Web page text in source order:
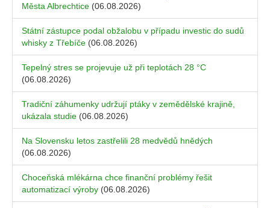
Města Albrechtice (06.08.2026)
Státní zástupce podal obžalobu v případu investic do sudů
whisky z Třebíče (06.08.2026)
Tepelný stres se projevuje už při teplotách 28 °C
(06.08.2026)
Tradiční záhumenky udržují ptáky v zemědělské krajině,
ukázala studie (06.08.2026)
Na Slovensku letos zastřelili 28 medvědů hnědých
(06.08.2026)
Choceňská mlékárna chce finanční problémy řešit
automatizací výroby (06.08.2026)